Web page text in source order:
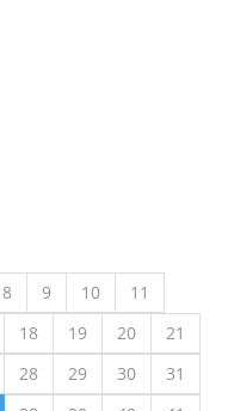
8 9 10
11
18 19 20
21
28 29 30
31